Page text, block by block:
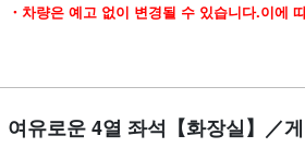
・차량은 예고 없이 변경될 수 있습니다.이에
여유로운 4열 좌석【화장실】／